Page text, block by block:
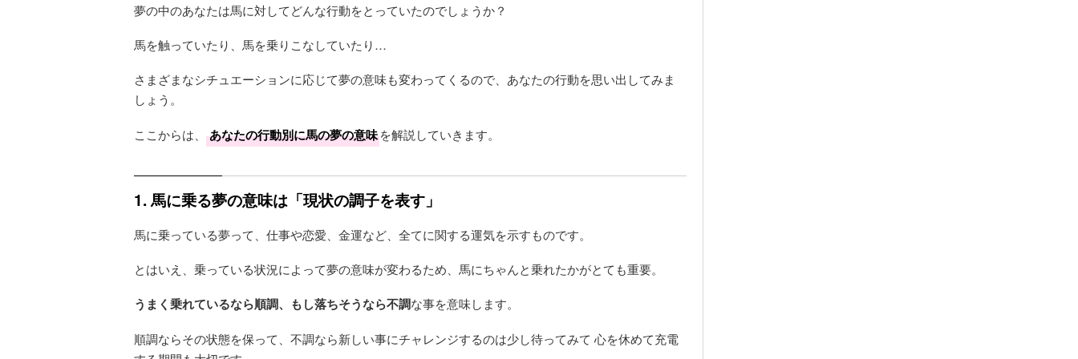
夢の中のあなたは馬に対してどんな行動をとっていたのでしょうか？
馬を触っていたり、馬を乗りこなしていたり…
さまざまなシチュエーションに応じて夢の意味も変わってくるので、あなたの行動を思い出してみま
しょう。
ここからは、 あなたの行動別に馬の夢の意味を解説していきます。
1. 馬に乗る夢の意味は「現状の調子を表す」
馬に乗っている夢って、仕事や恋愛、金運など、全てに関する運気を示すものです。
とはいえ、乗っている状況によって夢の意味が変わるため、馬にちゃんと乗れたかがとても重要。
うまく乗れているなら順調、もし落ちそうなら不調な事を意味します。
順調ならその状態を保って、不調なら新しい事にチャレンジするのは少し待ってみて 心を休めて充電